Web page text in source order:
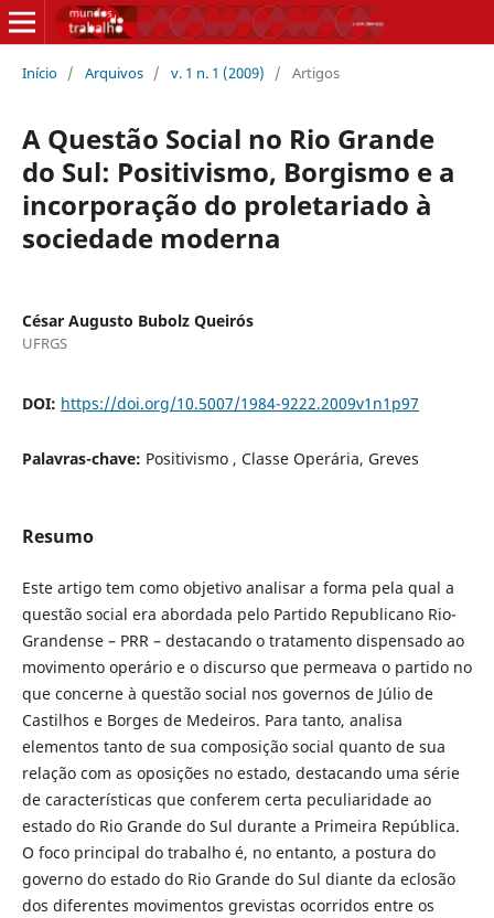
Início / Arquivos / v. 1 n. 1 (2009) / Artigos
A Questão Social no Rio Grande
do Sul: Positivismo, Borgismo e a
incorporação do proletariado à
sociedade moderna
César Augusto Bubolz Queirós
UFRGS
DOI: https://doi.org/10.5007/1984-9222.2009v1n1p97
Palavras-chave: Positivismo , Classe Operária, Greves
Resumo
Este artigo tem como objetivo analisar a forma pela qual a
questão social era abordada pelo Partido Republicano Rio-
Grandense – PRR – destacando o tratamento dispensado ao
movimento operário e o discurso que permeava o partido no
que concerne à questão social nos governos de Júlio de
Castilhos e Borges de Medeiros. Para tanto, analisa
elementos tanto de sua composição social quanto de sua
relação com as oposições no estado, destacando uma série
de características que conferem certa peculiaridade ao
estado do Rio Grande do Sul durante a Primeira República.
O foco principal do trabalho é, no entanto, a postura do
governo do estado do Rio Grande do Sul diante da eclosão
dos diferentes movimentos grevistas ocorridos entre os